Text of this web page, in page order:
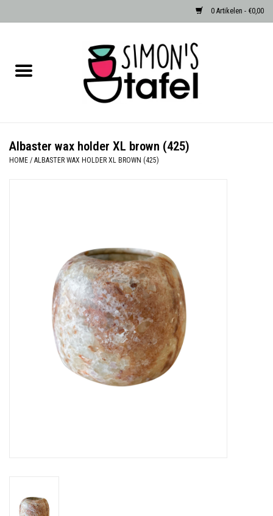
0 Artikelen - €0,00
Albast waxinehouders van Zenza
Over Simon's Tafel
Cadeaubonnen
Albaster wax holder XL brown (425)
HOME / ALBASTER WAX HOLDER XL BROWN (425)